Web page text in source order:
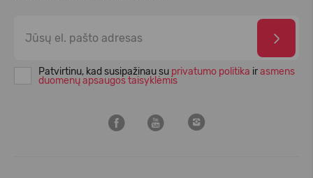
Patvirtinu, kad susipažinau su privatumo politika irasmens
duomenų apsaugos taisyklėmis